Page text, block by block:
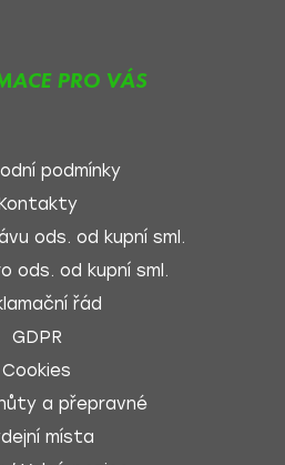
PRO VÁS
podmínky
ods. od kupní sml.
ods. od kupní sml.
řád
GDPR
Cookies
a přepravné
místa